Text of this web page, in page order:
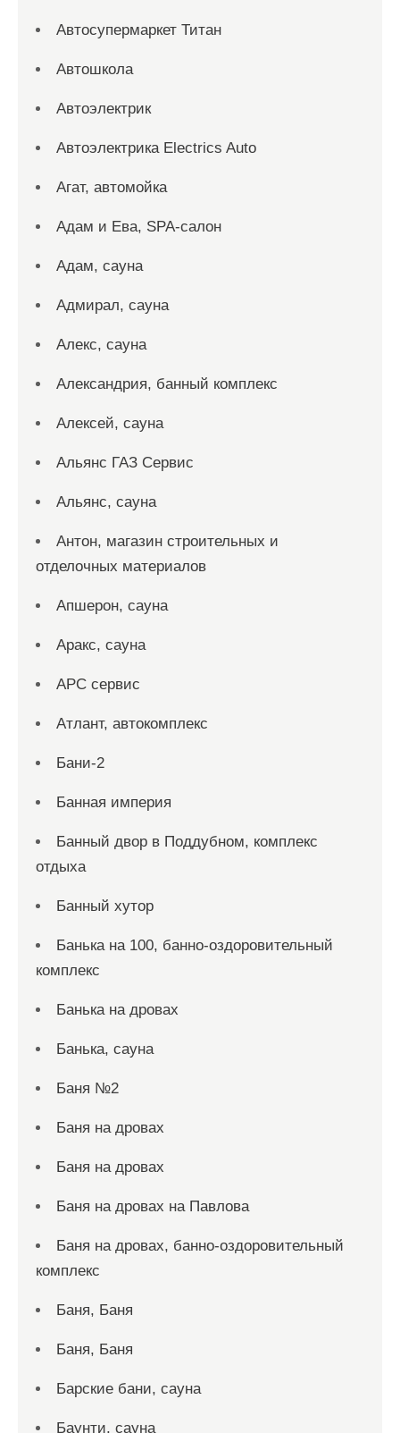
Автосупермаркет Титан
Автошкола
Автоэлектрик
Автоэлектрика Electrics Auto
Агат, автомойка
Адам и Ева, SPA-салон
Адам, сауна
Адмирал, сауна
Алекс, сауна
Александрия, банный комплекс
Алексей, сауна
Альянс ГАЗ Сервис
Альянс, сауна
Антон, магазин строительных и
отделочных материалов
Апшерон, сауна
Аракс, сауна
АРС сервис
Атлант, автокомплекс
Бани-2
Банная империя
Банный двор в Поддубном, комплекс
отдыха
Банный хутор
Банька на 100, банно-оздоровительный
комплекс
Банька на дровах
Банька, сауна
Баня №2
Баня на дровах
Баня на дровах
Баня на дровах на Павлова
Баня на дровах, банно-оздоровительный
комплекс
Баня, Баня
Баня, Баня
Барские бани, сауна
Баунти, сауна